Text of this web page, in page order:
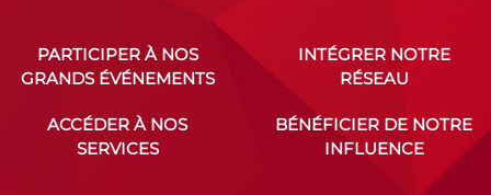
PARTICIPER À NOS
GRANDS ÉVÉNEMENTS
INTÉGRER NOTRE
RÉSEAU
ACCÉDER À NOS
SERVICES
BÉNÉFICIER DE NOTRE
INFLUENCE